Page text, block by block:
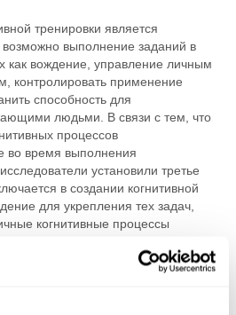
тренировки является
возможно выполнение заданий в
как вождение, управление личным
контролировать применение
способность для
людьми. В связи с тем, что
процессов
во время выполнения
установили третье
в создании когнитивной
для укрепления тех задач,
когнитивные процессы
были выполнены при